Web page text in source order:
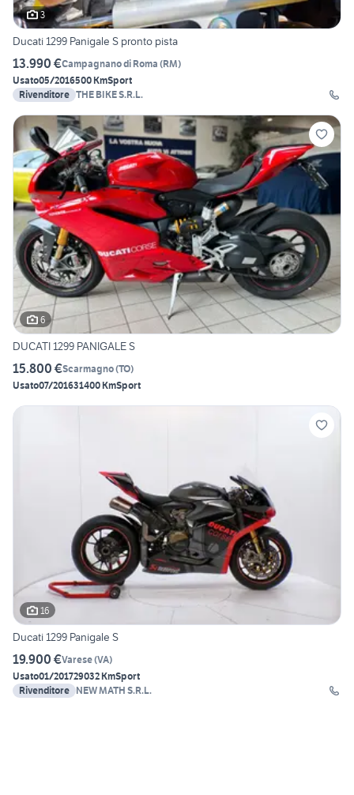
3
Ducati 1299 Panigale S pronto pista
13.990 €Campagnano di Roma (RM)
Usato05/2016500 KmSport
Rivenditore THE BIKE S.R.L.
6
DUCATI 1299 PANIGALE S
15.800 €Scarmagno(TO)
Usato07/201631400 KmSport
16
Ducati 1299 Panigale S
19.900 €Varese(VA)
Usato01/201729032 KmSport
Rivenditore NEW MATH S.R.L.